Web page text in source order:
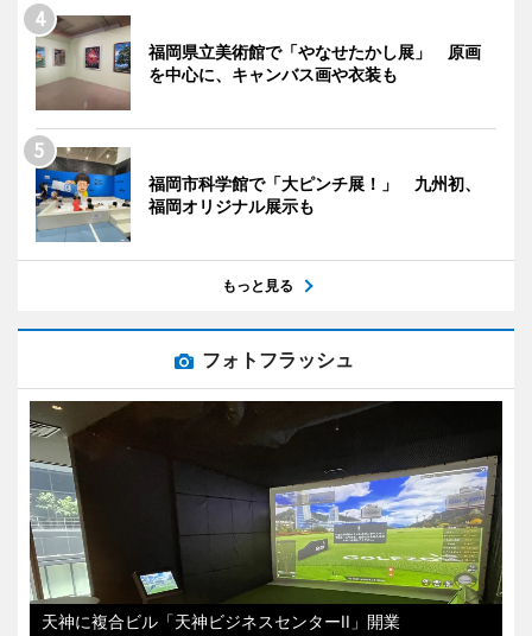
福岡県立美術館で「やなせたかし展」 原画
を中心に、キャンバス画や衣装も
福岡市科学館で「大ピンチ展！」 九州初、
福岡オリジナル展示も
もっと見る
フォトフラッシュ
天神に複合ビル「天神ビジネスセンターII」開業